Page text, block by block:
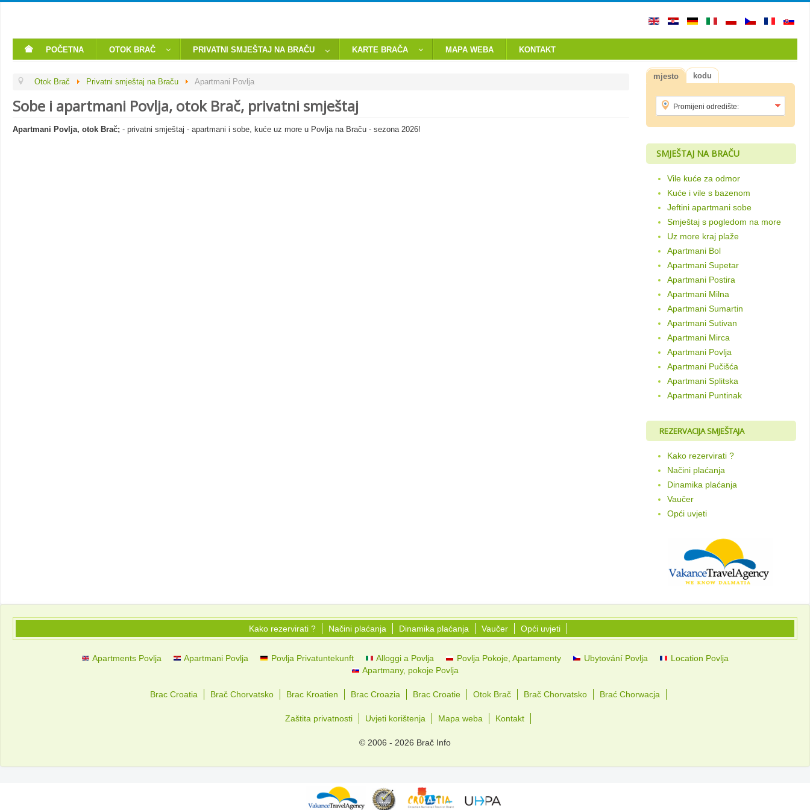
POČETNA OTOK BRAČ PRIVATNI SMJEŠTAJ NA BRAČU KARTE BRAČA MAPA WEBA KONTAKT
Otok Brač Privatni smještaj na Braču Apartmani Povlja
Sobe i apartmani Povlja, otok Brač, privatni smještaj
Apartmani Povlja, otok Brač; - privatni smještaj - apartmani i sobe, kuće uz more u Povlja na Braču - sezona 2026!
mjesto kodu
SMJEŠTAJ NA BRAČU
Vile kuće za odmor
Kuće i vile s bazenom
Jeftini apartmani sobe
Smještaj s pogledom na more
Uz more kraj plaže
Apartmani Bol
Apartmani Supetar
Apartmani Postira
Apartmani Milna
Apartmani Sumartin
Apartmani Sutivan
Apartmani Mirca
Apartmani Povlja
Apartmani Pučišća
Apartmani Splitska
Apartmani Puntinak
REZERVACIJA SMJEŠTAJA
Kako rezervirati ?
Načini plaćanja
Dinamika plaćanja
Vaučer
Opći uvjeti
Kako rezervirati ? Načini plaćanja Dinamika plaćanja Vaučer Opći uvjeti
Apartments Povlja Apartmani Povlja Povlja Privatuntekunft Alloggi a Povlja Povlja Pokoje, Apartamenty Ubytování Povlja
Location Povlja
Apartmany, pokoje Povlja
Brac Croatia Brač Chorvatsko Brac Kroatien Brac Croazia Brac Croatie Otok Brač Brač Chorvatsko Brać Chorwacja
Zaštita privatnosti Uvjeti korištenja Mapa weba Kontakt
© 2006 - 2026 Brač Info